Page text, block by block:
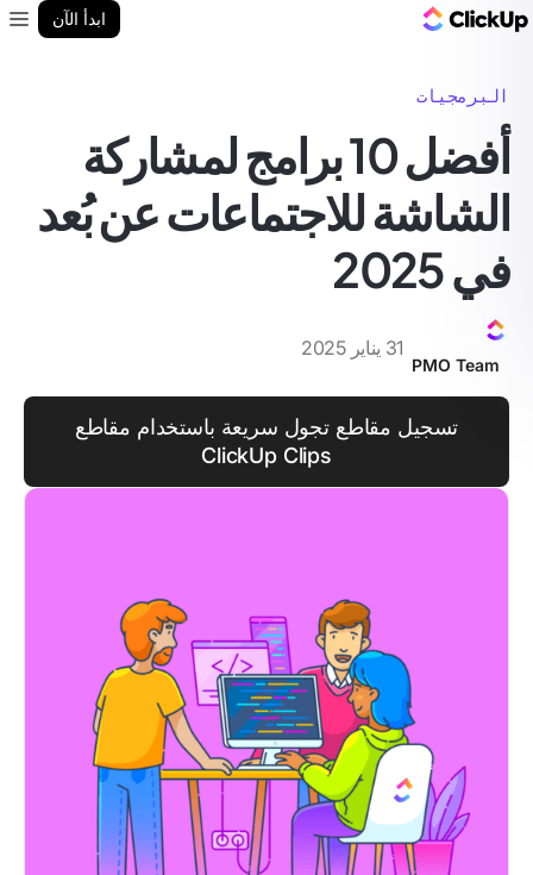
ابدأ الآن
البرمجيات
أفضل 10 برامج لمشاركة
الشاشة للاجتماعات عن بُعد
في 2025
PMO Team
31 يناير 2025
تسجيل مقاطع تجول سريعة باستخدام مقاطع
ClickUp Clips